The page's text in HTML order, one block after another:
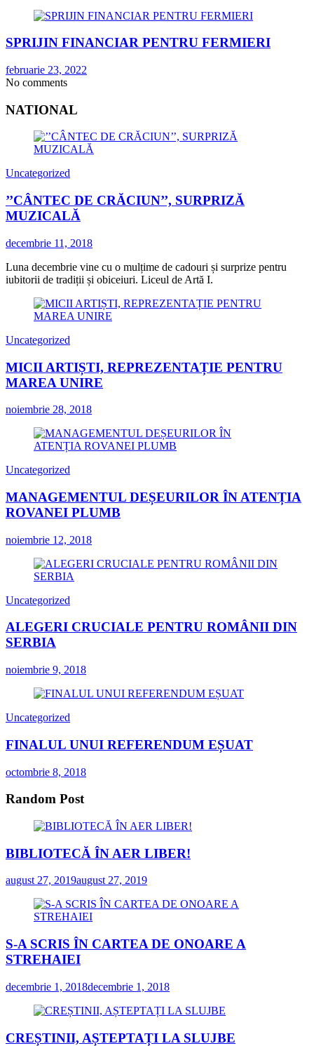
SPRIJIN FINANCIAR PENTRU FERMIERI
februarie 23, 2022
No comments
NATIONAL
Uncategorized
’’CÂNTEC DE CRĂCIUN’’, SURPRIZĂ
MUZICALĂ
decembrie 11, 2018
Luna decembrie vine cu o mulțime de cadouri și surprize pentru
iubitorii de tradiții și obiceiuri. Liceul de Artă I.
Uncategorized
MICII ARTIȘTI, REPREZENTAȚIE PENTRU
MAREA UNIRE
noiembrie 28, 2018
Uncategorized
MANAGEMENTUL DEȘEURILOR ÎN ATENȚIA
ROVANEI PLUMB
noiembrie 12, 2018
Uncategorized
ALEGERI CRUCIALE PENTRU ROMÂNII DIN
SERBIA
noiembrie 9, 2018
Uncategorized
FINALUL UNUI REFERENDUM EȘUAT
octombrie 8, 2018
Random Post
BIBLIOTECĂ ÎN AER LIBER!
august 27, 2019august 27, 2019
S-A SCRIS ÎN CARTEA DE ONOARE A
STREHAIEI
decembrie 1, 2018decembrie 1, 2018
CREȘTINII, AȘTEPTAȚI LA SLUJBE